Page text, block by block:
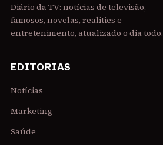
Diário da TV: notícias de televisão,
famosos, novelas, realities e
entretenimento, atualizado o dia todo.
EDITORIAS
Notícias
Marketing
Saúde